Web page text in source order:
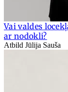
Vai valdes
ar nodokli?
Atbild Jūlija Sauša